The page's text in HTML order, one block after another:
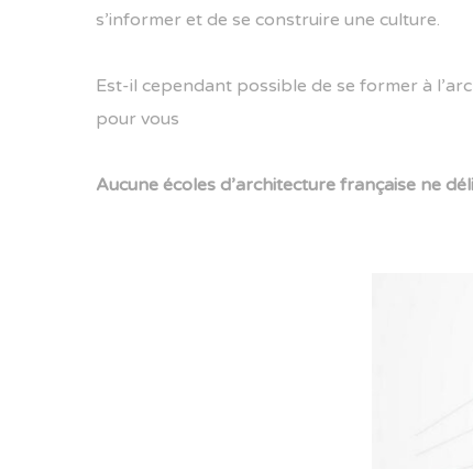
s’informer et de se construire une culture.
Est-il cependant possible de se former à
pour vous
Aucune écoles d’architecture française ne